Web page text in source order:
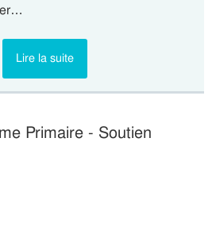
Lire la suite
Primaire - Soutien